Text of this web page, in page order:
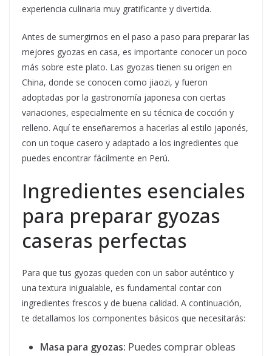
experiencia culinaria muy gratificante y divertida.
Antes de sumergirnos en el paso a paso para preparar las
mejores gyozas en casa, es importante conocer un poco
más sobre este plato. Las gyozas tienen su origen en
China, donde se conocen como jiaozi, y fueron
adoptadas por la gastronomía japonesa con ciertas
variaciones, especialmente en su técnica de cocción y
relleno. Aquí te enseñaremos a hacerlas al estilo japonés,
con un toque casero y adaptado a los ingredientes que
puedes encontrar fácilmente en Perú.
Ingredientes esenciales
para preparar gyozas
caseras perfectas
Para que tus gyozas queden con un sabor auténtico y
una textura inigualable, es fundamental contar con
ingredientes frescos y de buena calidad. A continuación,
te detallamos los componentes básicos que necesitarás:
Masa para gyozas: Puedes comprar obleas